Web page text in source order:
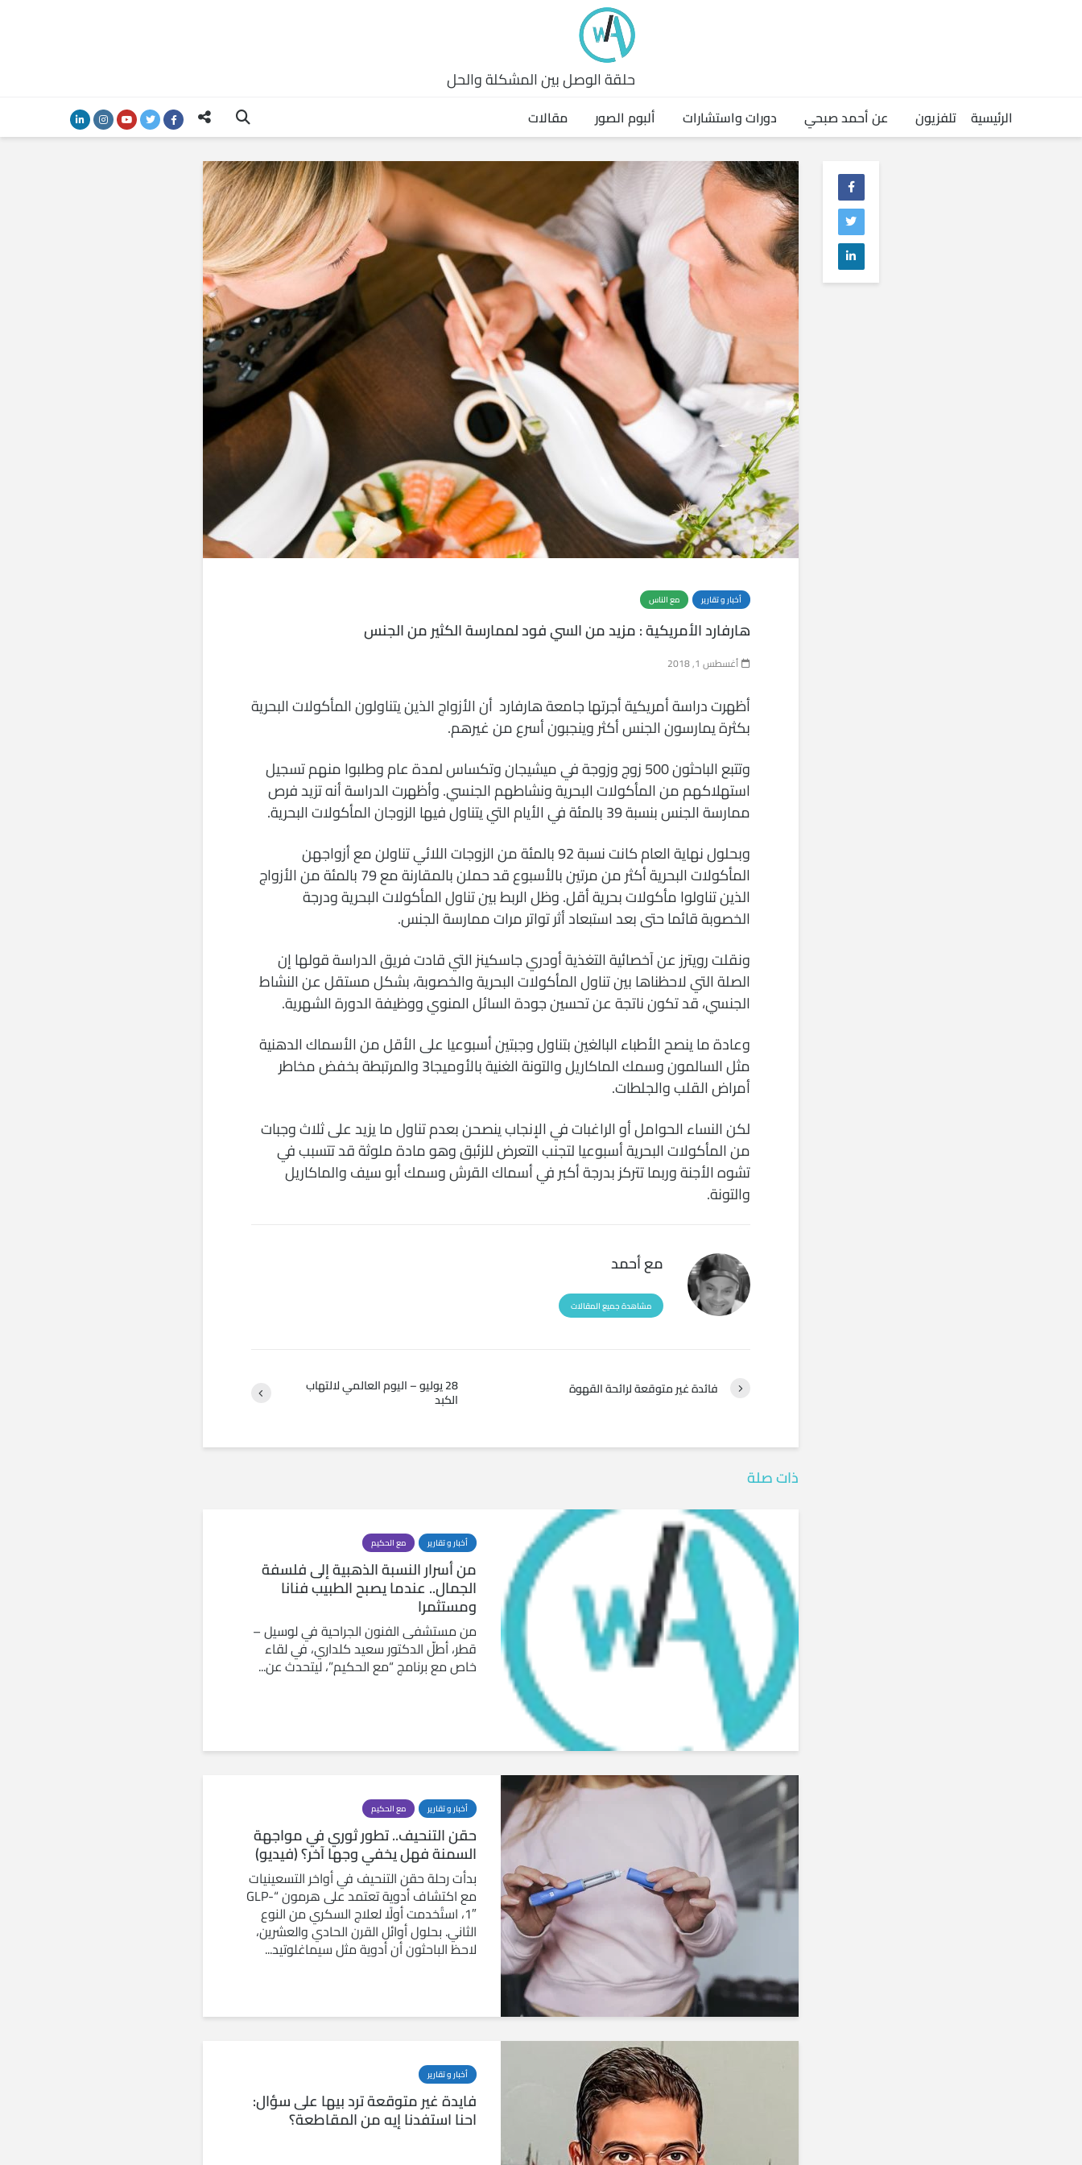
حلقة الوصل بين المشكلة والحل
الرئيسية تلفزيون عن أحمد صبحي دورات واستشارات ألبوم الصور مقالات
أخبار و تقارير مع الناس
هارفارد الأمريكية : مزيد من السي فود لممارسة الكثير من الجنس
أغسطس 1, 2018
أظهرت دراسة أمريكية أجرتها جامعة هارفارد أن الأزواج الذين يتناولون المأكولات البحرية
بكثرة يمارسون الجنس أكثر وينجبون أسرع من غيرهم.
وتتبع الباحثون 500 زوج وزوجة في ميشيجان وتكساس لمدة عام وطلبوا منهم تسجيل
استهلاكهم من المأكولات البحرية ونشاطهم الجنسي. وأظهرت الدراسة أنه تزيد فرص
ممارسة الجنس بنسبة 39 بالمئة في الأيام التي يتناول فيها الزوجان المأكولات البحرية.
وبحلول نهاية العام كانت نسبة 92 بالمئة من الزوجات اللائي تناولن مع أزواجهن
المأكولات البحرية أكثر من مرتين بالأسبوع قد حملن بالمقارنة مع 79 بالمئة من الأزواج
الذين تناولوا مأكولات بحرية أقل. وظل الربط بين تناول المأكولات البحرية ودرجة
الخصوبة قائما حتى بعد استبعاد أثر تواتر مرات ممارسة الجنس.
ونقلت رويترز عن آخصائية التغذية أودري جاسكينز التي قادت فريق الدراسة قولها إن
الصلة التي لاحظناها بين تناول المأكولات البحرية والخصوبة، بشكل مستقل عن النشاط
الجنسي، قد تكون ناتجة عن تحسين جودة السائل المنوي ووظيفة الدورة الشهرية.
وعادة ما ينصح الأطباء البالغين بتناول وجبتين أسبوعيا على الأقل من الأسماك الدهنية
مثل السالمون وسمك الماكاريل والتونة الغنية بالأوميجا3 والمرتبطة بخفض مخاطر
أمراض القلب والجلطات.
لكن النساء الحوامل أو الراغبات في الإنجاب ينصحن بعدم تناول ما يزيد على ثلاث وجبات
من المأكولات البحرية أسبوعيا لتجنب التعرض للزئبق وهو مادة ملوثة قد تتسبب في
تشوه الأجنة وربما تتركز بدرجة أكبر في أسماك القرش وسمك أبو سيف والماكاريل
والتونة.
مع أحمد
مشاهدة جميع المقالات
28 يوليو – اليوم العالمي لالتهاب
الكبد
فائدة غير متوقعة لرائحة القهوة
ذات صلة
أخبار و تقارير مع الحكيم
من أسرار النسبة الذهبية إلى فلسفة
الجمال.. عندما يصبح الطبيب فنانا
ومستثمرا
من مستشفى الفنون الجراحية في لوسيل –
قطر، أطلّ الدكتور سعيد كلداري، في لقاء
خاص مع برنامج “مع الحكيم”، ليتحدث عن...
أخبار و تقارير مع الحكيم
حقن التنحيف.. تطور ثوري في مواجهة
السمنة فهل يخفي وجها آخر؟ (فيديو)
بدأت رحلة حقن التنحيف في أواخر التسعينيات
مع اكتشاف أدوية تعتمد على هرمون “GLP-
1″، استُخدمت أولًا لعلاج السكري من النوع
الثاني. بحلول أوائل القرن الحادي والعشرين،
لاحظ الباحثون أن أدوية مثل سيماغلوتيد...
أخبار و تقارير
فايدة غير متوقعة ترد بيها على سؤال:
احنا استفدنا إيه من المقاطعة؟